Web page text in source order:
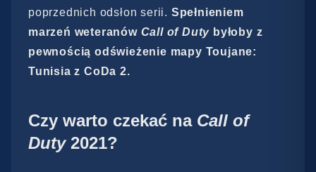
poprzednich odsłon serii. Spełnieniem
marzeń weteranów Call of Duty byłoby z
pewnością odświeżenie mapy Toujane:
Tunisia z CoDa 2.
Czy warto czekać na Call of
Duty 2021?